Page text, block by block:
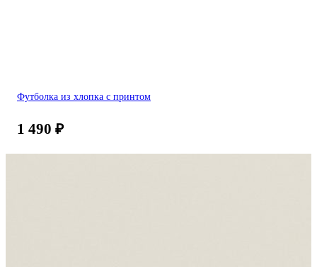
Футболка из хлопка с принтом
1 490 ₽